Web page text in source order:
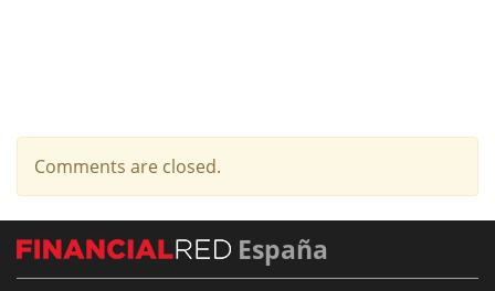
Comments are closed.
España